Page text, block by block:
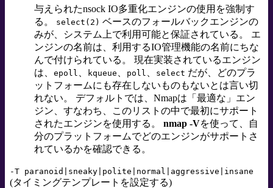
与えられたnsock IO多重化エンジンの使用を強制す
る。
select(2) ベースのフォールバックエンジンの
みが、システム上で利用可能と保証されている。 エ
ンジンの名前は、利用するIO管理機能の名前にちな
んで付けられている。 現在実装されているエンジン
は、 epoll kqueue poll select だが、どのプラ
ットフォームにも存在しないものもないとは言い切
れない。 デフォルトでは、Nmapは「最適な」エン
ジン、すなわち、このリストの中で最初にサポート
されたエンジンを使用する。 nmap -Vを使って、自
分のプラットフォームでどのエンジンがサポートさ
れているかを確認できる。
-T paranoid|sneaky|polite|normal|aggressive|insane
(タイミングテンプレートを設定する)